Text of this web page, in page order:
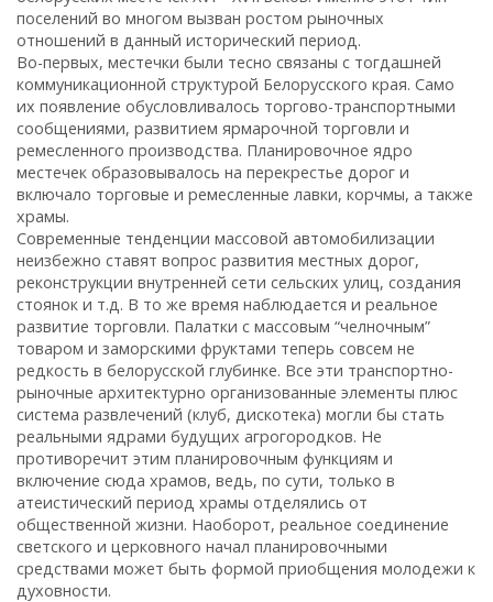
поселений во многом вызван ростом рыночных
отношений в данный исторический период.
Во-первых, местечки были тесно связаны с тогдашней
коммуникационной структурой Белорусского края. Само
их появление обусловливалось торгово-транспортными
сообщениями, развитием ярмарочной торговли и
ремесленного производства. Планировочное ядро
местечек образовывалось на перекрестье дорог и
включало торговые и ремесленные лавки, корчмы, а также
храмы.
Современные тенденции массовой автомобилизации
неизбежно ставят вопрос развития местных дорог,
реконструкции внутренней сети сельских улиц, создания
стоянок и т.д. В то же время наблюдается и реальное
развитие торговли. Палатки с массовым “челночным”
товаром и заморскими фруктами теперь совсем не
редкость в белорусской глубинке. Все эти транспортно-
рыночные архитектурно организованные элементы плюс
система развлечений (клуб, дискотека) могли бы стать
реальными ядрами будущих агрогородков. Не
противоречит этим планировочным функциям и
включение сюда храмов, ведь, по сути, только в
атеистический период храмы отделялись от
общественной жизни. Наоборот, реальное соединение
светского и церковного начал планировочными
средствами может быть формой приобщения молодежи к
духовности.